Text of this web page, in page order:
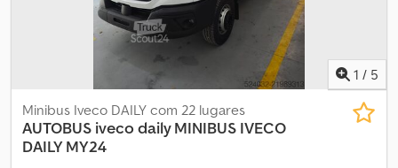
1 / 5
Minibus Iveco DAILY com 22 lugares
AUTOBUS iveco daily MINIBUS IVECO
DAILY MY24